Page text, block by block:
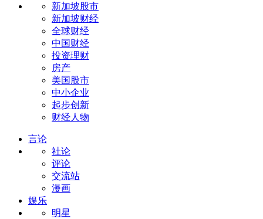
新加坡股市
新加坡财经
全球财经
中国财经
投资理财
房产
美国股市
中小企业
起步创新
财经人物
言论
社论
评论
交流站
漫画
娱乐
明星